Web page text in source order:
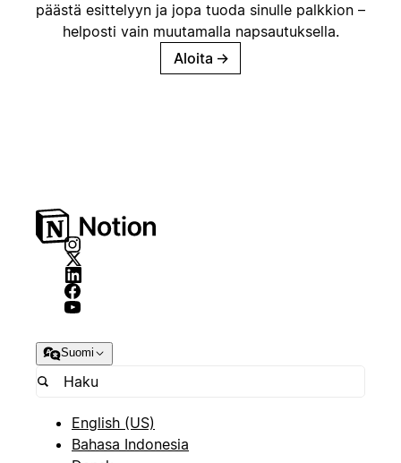
päästä esittelyyn ja jopa tuoda sinulle palkkion –
helposti vain muutamalla napsautuksella.
Aloita →
Suomi
English (US)
Bahasa Indonesia